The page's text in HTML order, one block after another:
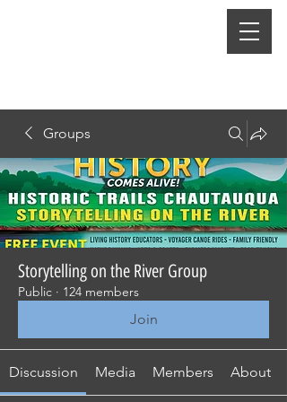
Groups
Storytelling on the River Group
Public · 124 members
Join
Discussion Media Members About